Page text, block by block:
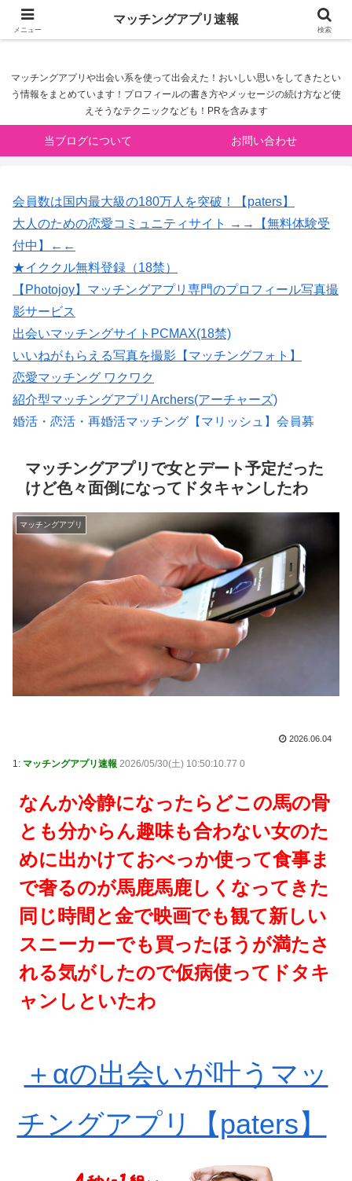
マッチングアプリ速報
マッチングアプリや出会い系を使って出会えた！おいしい思いをしてきたとい
う情報をまとめています！プロフィールの書き方やメッセージの続け方など使
えそうなテクニックなども！PRを含みます
当ブログについて お問い合わせ
会員数は国内最大級の180万人を突破！【paters】
大人のための恋愛コミュニティサイト →→【無料体験受
付中】←←
★イククル無料登録（18禁）
【Photojoy】マッチングアプリ専門のプロフィール写真撮
影サービス
出会いマッチングサイトPCMAX(18禁)
いいねがもらえる写真を撮影【マッチングフォト】
恋愛マッチング ワクワク
紹介型マッチングアプリArchers(アーチャーズ)
婚活・恋活・再婚活マッチング【マリッシュ】会員募
マッチングアプリの写真なら【オトフィー】
マッチングアプリで女とデート予定だった
けど色々面倒になってドタキャンしたわ
マッチングアプリ
2026.06.04
1: マッチングアプリ速報 2026/05/30(土) 10:50:10.77 0
なんか冷静になったらどこの馬の骨
とも分からん趣味も合わない女のた
めに出かけておべっか使って食事ま
で奢るのが馬鹿馬鹿しくなってきた
同じ時間と金で映画でも観て新しい
スニーカーでも買ったほうが満たさ
れる気がしたので仮病使ってドタキ
ャンしといたわ
＋αの出会いが叶うマッ
チングアプリ【paters】
メニュー
マッチングアプリ速報
検索